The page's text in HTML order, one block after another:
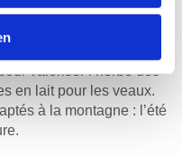
« Brune originale »
valoriser l’herbedes
en lait pour les veaux.
à la montagne : l’été
.